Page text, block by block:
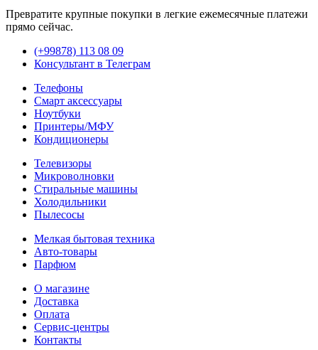
Превратите крупные покупки в легкие ежемесячные платежи
прямо сейчас.
(+99878) 113 08 09
Консультант в Телеграм
Телефоны
Смарт аксессуары
Ноутбуки
Принтеры/МФУ
Кондиционеры
Телевизоры
Микроволновки
Стиральные машины
Холодильники
Пылесосы
Мелкая бытовая техника
Авто-товары
Парфюм
О магазине
Доставка
Оплата
Сервис-центры
Контакты